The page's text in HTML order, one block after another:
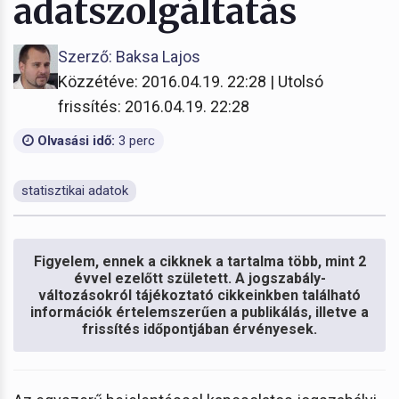
adatszolgáltatás
Szerző: Baksa Lajos
Közzétéve: 2016.04.19. 22:28 | Utolsó
frissítés: 2016.04.19. 22:28
Olvasási idő: 3 perc
statisztikai adatok
Figyelem, ennek a cikknek a tartalma több, mint 2
évvel ezelőtt született. A jogszabály-
változásokról tájékoztató cikkeinkben található
információk értelemszerűen a publikálás, illetve a
frissítés időpontjában érvényesek.